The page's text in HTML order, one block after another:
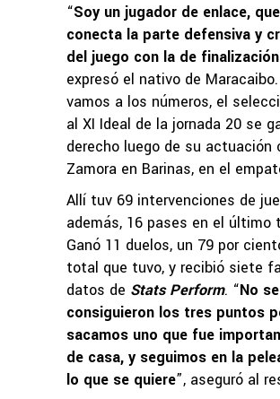
“Soy un jugador de enlace, que
conecta la parte defensiva y
del juego con la de finalización
expresó el nativo de
vamos a los números, el
al XI Ideal de la jornada 20 se
derecho luego de su actuación
Zamora en Barinas, en el
Allí tuv 69 intervenciones de
además, 16 pases en el último
Ganó 11 duelos, un 79 por
total que tuvo, y recibió siete
datos de Stats Perform. “No se
consiguieron los tres puntos
sacamos uno que fue
de casa, y seguimos en la
lo que se quiere”, aseguró al